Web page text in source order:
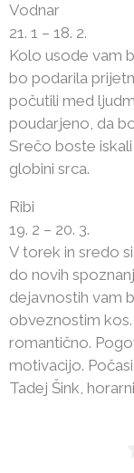
Vodnar
21. 1 – 18. 2.
Kolo usode vam
bo podarila
počutili med
poudarjeno, da
Srečo boste
globini srca.
Ribi
19. 2 – 20. 3.
V torek in sredo
do novih
dejavnostih vam
obveznostim
romantično.
motivacijo.
Tadej Šink,